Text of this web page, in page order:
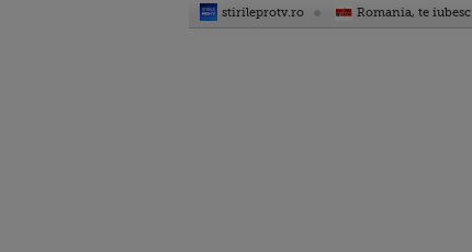
stirileprotv.ro Romania, te iubesc